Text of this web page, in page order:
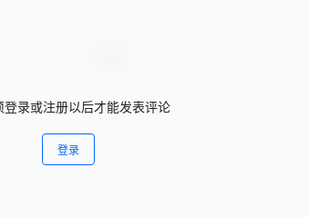
登录或注册以后才能发表评论
登录